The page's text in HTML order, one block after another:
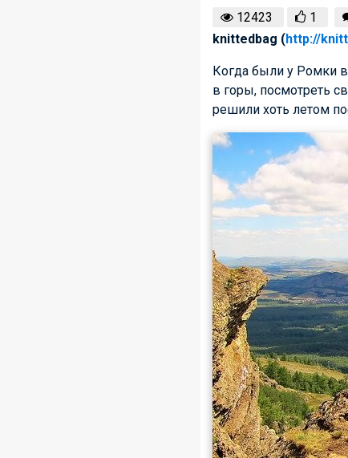
12423 1
knittedbag (http://
Когда были у Ромки
в горы, посмотреть
решили хоть летом